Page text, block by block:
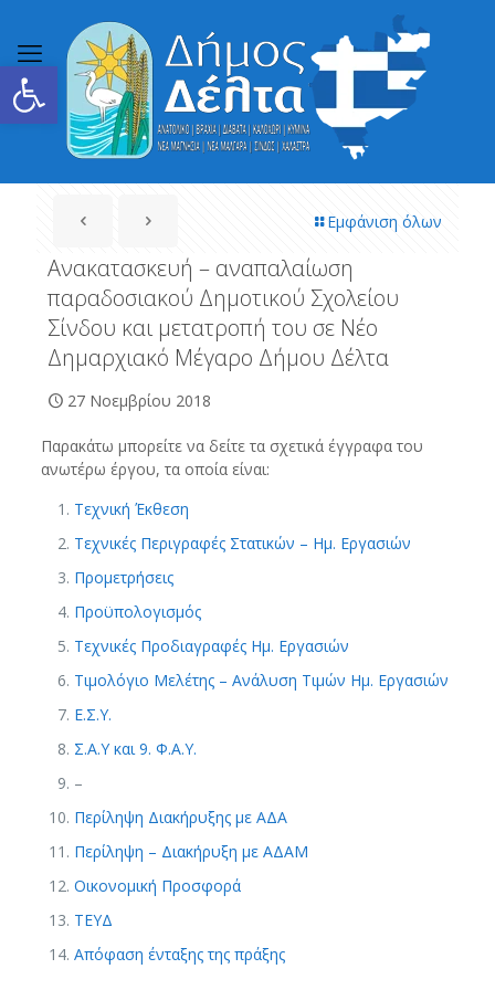
Ανοίξτε τη γραμμή εργαλείων
Εμφάνιση όλων
Ανακατασκευή – αναπαλαίωση
παραδοσιακού Δημοτικού Σχολείου
Σίνδου και μετατροπή του σε Νέο
Δημαρχιακό Μέγαρο Δήμου Δέλτα
27 Νοεμβρίου 2018
Παρακάτω μπορείτε να δείτε τα σχετικά έγγραφα του
ανωτέρω έργου, τα οποία είναι:
Τεχνική Έκθεση
Τεχνικές Περιγραφές Στατικών – Ημ. Εργασιών
Προμετρήσεις
Προϋπολογισμός
Τεχνικές Προδιαγραφές Ημ. Εργασιών
Τιμολόγιο Μελέτης – Ανάλυση Τιμών Ημ. Εργασιών
Ε.Σ.Υ.
Σ.Α.Υ και 9. Φ.Α.Υ.
–
Περίληψη Διακήρυξης με ΑΔΑ
Περίληψη – Διακήρυξη με ΑΔΑΜ
Οικονομική Προσφορά
ΤΕΥΔ
Απόφαση ένταξης της πράξης